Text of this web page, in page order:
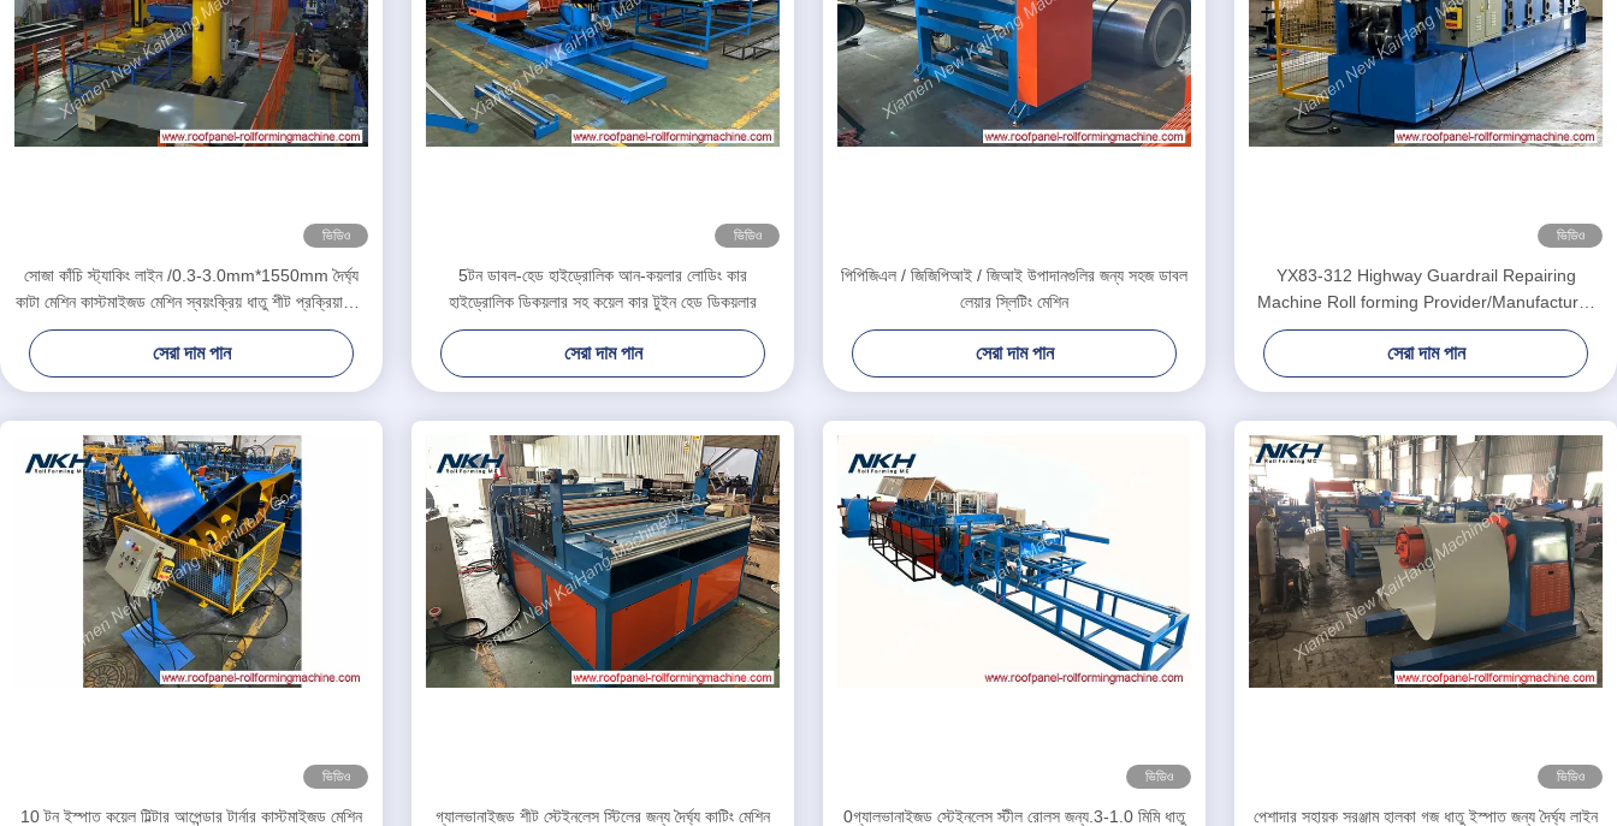
ভিডিও
সোজা কাঁচি স্ট্যাকিং লাইন /0.3-3.0mm*1550mm দৈর্ঘ্য
কাটা মেশিন কাস্টমাইজড মেশিন স্বয়ংক্রিয় ধাতু শীট প্রক্রিয়াকরণ
লাইন
সেরা দাম পান
ভিডিও
5টন ডাবল-হেড হাইড্রোলিক আন-কয়লার লোডিং কার
হাইড্রোলিক ডিকয়লার সহ কয়েল কার টুইন হেড ডিকয়লার
সেরা দাম পান
পিপিজিএল / জিজিপিআই / জিআই উপাদানগুলির জন্য সহজ ডাবল
লেয়ার স্লিটিং মেশিন
সেরা দাম পান
ভিডিও
YX83-312 Highway Guardrail Repairing
Machine Roll forming Provider/Manufacturer
Custom Machines
সেরা দাম পান
ভিডিও
10 টন ইস্পাত কয়েল টিল্টার আপেন্ডার টার্নার কাস্টমাইজড মেশিন গ্যালভানাইজড শীট স্টেইনলেস স্টিলের জন্য দৈর্ঘ্য কাটিং মেশিন
ভিডিও
0গ্যালভানাইজড স্টেইনলেস স্টীল রোলস জন্য.3-1.0 মিমি ধাতু
ভিডিও
পেশাদার সহায়ক সরঞ্জাম হালকা গজ ধাতু ইস্পাত জন্য দৈর্ঘ্য লাইন